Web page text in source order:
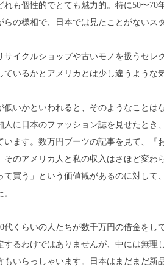
も個性的でとても魅力的。特に50〜70
の様相で、日本では見たことがないス
イクルショップや古いモノを扱うセレ
いるかとアメリカとは少し違うような
いかといわれると、そのようなことは
に日本のファッション誌を見せたとき
ます。数万円ブーツの記事を見て、『
のアメリカ人と私の収入はさほど変わ
買う」という価値観があるのに対して
くらいの人たちが数千万円の借金をし
るわけではありませんが、中には無理
いらっしゃいます。日本はまだまだ新